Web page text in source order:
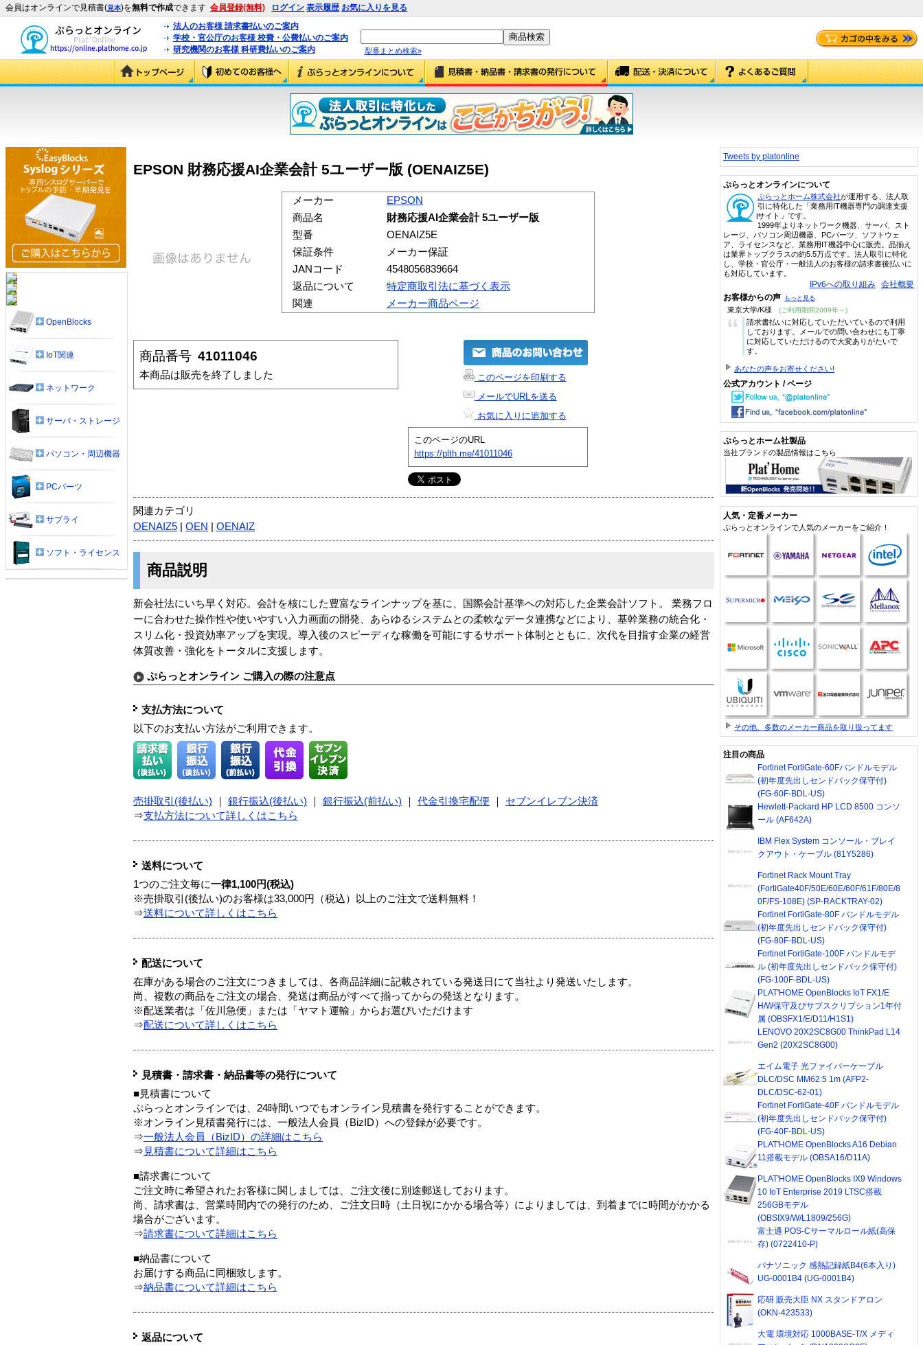
会員はオンラインで見積書(見本)を無料で作成できます 会員登録(無料) ログイン 表示履歴 お気に入りを見る
法人のお客様 請求書払いのご案内
学校・官公庁のお客様 校費・公費払いのご案内
研究機関のお客様 科研費払いのご案内
型番まとめ検索»
EPSON 財務応援AI企業会計 5ユーザー版 (OENAIZ5E)
メーカー
EPSON
商品名
財務応援AI企業会計 5ユーザー版
型番
OENAIZ5E
保証条件
メーカー保証
JANコード
4548056839664
返品について
特定商取引法に基づく表示
関連
メーカー商品ページ
商品番号 41011046
本商品は販売を終了しました
このページを印刷する
メールでURLを送る
お気に入りに追加する
このページのURL
https://plth.me/41011046
関連カテゴリ
OENAIZ5
OEN OENAIZ
商品説明
新会社法にいち早く対応。会計を核にした豊富なラインナップを基に、国際会計基準への対応した企業会計ソフト。 業務フロ
ーに合わせた操作性や使いやすい入力画面の開発、あらゆるシステムとの柔軟なデータ連携などにより、基幹業務の統合化・
スリム化・投資効率アップを実現。導入後のスピーディな稼働を可能にするサポート体制とともに、次代を目指す企業の経営
体質改善・強化をトータルに支援します。
ぷらっとオンライン ご購入の際の注意点
支払方法について
以下のお支払い方法がご利用できます。
売掛取引(後払い) 銀行振込(後払い) 銀行振込(前払い) 代金引換宅配便
セブンイレブン決済
⇒支払方法について詳しくはこちら
送料について
1つのご注文毎に一律1,100円(税込)
※売掛取引(後払い)のお客様は33,000円（税込）以上のご注文で送料無料！
⇒送料について詳しくはこちら
配送について
在庫がある場合のご注文につきましては、各商品詳細に記載されている発送日にて当社より発送いたします。
尚、複数の商品をご注文の場合、発送は商品がすべて揃ってからの発送となります。
※配送業者は「佐川急便」または「ヤマト運輸」からお選びいただけます
⇒配送について詳しくはこちら
見積書・請求書・納品書等の発行について
■見積書について
ぷらっとオンラインでは、24時間いつでもオンライン見積書を発行することができます。
※オンライン見積書発行には、一般法人会員（BizID）への登録が必要です。
⇒一般法人会員（BizID）の詳細はこちら
⇒ 見積書について詳細はこちら
■請求書について
ご注文時に希望されたお客様に関しましては、ご注文後に別途郵送しております。
尚、請求書は、営業時間内での発行のため、ご注文日時（土日祝にかかる場合等）によりましては、到着までに時間がかかる
場合がございます。
⇒請求書について詳細はこちら
■納品書について
お届けする商品に同梱致します。
⇒納品書について詳細はこちら
返品について
OpenBlocks
IoT関連
ネットワーク
サーバ・ストレージ
パソコン・周辺機器
PCパーツ
サプライ
ソフト・ライセンス
Tweets by platonline
ぷらっとオンラインについて
ぷらっとホーム株式会社が運用する、法人取
引に特化した「業務用IT機器専門の調達支援
サイト」です。
1999年よりネットワーク機器、サーバ、スト
レージ、パソコン周辺機器、PCパーツ、ソフトウェ
ア、ライセンスなど、業務用IT機器中心に販売。品揃え
は業界トップクラスの約5.5万点です。法人取引に特化
し、学校・官公庁・一般法人のお客様の請求書後払いに
も対応しています。
IPv6への取り組み 会社概要
お客様からの声 もっと見る
東京大学/K様 (ご利用期間2009年～)
“
請求書払いに対応していただいているので利用
しております。メールでの問い合わせにも丁寧
に対応していただけるので大変ありがたいで
す。
あなたの声をお寄せください!
公式アカウント / ページ
ぷらっとホーム社製品
当社ブランドの製品情報はこちら
人気・定番メーカー
ぷらっとオンラインで人気のメーカーをご紹介！
その他、多数のメーカー商品を取り扱ってます
注目の商品
Fortinet FortiGate-60Fバンドルモデル
(初年度先出しセンドバック保守付)
(FG-60F-BDL-US)
Hewlett-Packard HP LCD 8500 コンソ
ール (AF642A)
IBM Flex System コンソール・ブレイ
クアウト・ケーブル (81Y5286)
Fortinet Rack Mount Tray
(FortiGate40F/50E/60E/60F/61F/80E/8
0F/FS-108E) (SP-RACKTRAY-02)
Fortinet FortiGate-80F バンドルモデル
(初年度先出しセンドバック保守付)
(FG-80F-BDL-US)
Fortinet FortiGate-100F バンドルモデ
ル (初年度先出しセンドバック保守付)
(FG-100F-BDL-US)
PLAT'HOME OpenBlocks IoT FX1/E
H/W保守及びサブスクリプション1年付
属 (OBSFX1/E/D11/H1S1)
LENOVO 20X2SC8G00 ThinkPad L14
Gen2 (20X2SC8G00)
エイム電子 光ファイバーケーブル
DLC/DSC MM62.5 1m (AFP2-
DLC/DSC-62-01)
Fortinet FortiGate-40F バンドルモデル
(初年度先出しセンドバック保守付)
(FG-40F-BDL-US)
PLAT'HOME OpenBlocks A16 Debian
11搭載モデル (OBSA16/D11A)
PLAT'HOME OpenBlocks IX9 Windows
10 IoT Enterprise 2019 LTSC搭載
256GBモデル
(OBSIX9/W/L1809/256G)
富士通 POS-Cサーマルロール紙(高保
存) (0722410-P)
パナソニック 感熱記録紙B4(6本入り)
UG-0001B4 (UG-0001B4)
応研 販売大臣 NX スタンドアロン
(OKN-423533)
大電 環境対応 1000BASE-T/X メディ